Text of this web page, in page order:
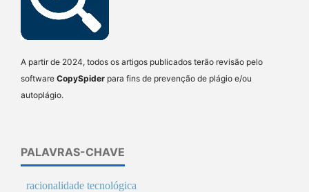
A partir de 2024, todos os artigos publicados terão revisão pelo
software CopySpider para fins de prevenção de plágio e/ou
autoplágio.
PALAVRAS-CHAVE
racionalidade tecnológica